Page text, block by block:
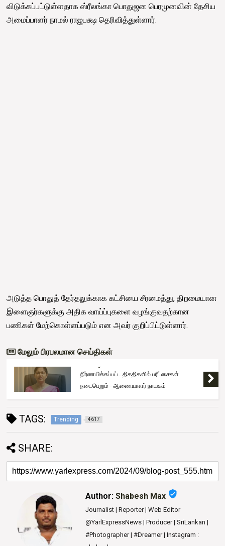
விடுக்கப்பட்டுள்ளதாக ஸ்ரீலங்கா பொதுஜன பெரமுனவின் தேசிய
அமைப்பாளர் நாமல் ராஜபக்ஷ தெரிவித்துள்ளார்.
அடுத்த பொதுத் தேர்தலுக்காக கட்சியை சீரமைத்து, திறமையான
இளைஞர்களுக்கு அதிக வாய்ப்புகளை வழங்குவதற்கான
பணிகள் மேற்கொள்ளப்படும் என அவர் குறிப்பிட்டுள்ளார்.
மேலும் பிரபலமான செய்திகள்
நிர்ணயிக்கப்பட்ட திகதிகளில் பரீட்சைகள்
நடைபெறும் - ஆணையாளர் நாயகம்
TAGS: Trending 4617
SHARE:
Author:Shabesh Max verified_user
Journalist | Reporter | Web Editor
@YarlExpressNews | Producer | SriLankan |
#Photographer | #Dreamer | Instagram :